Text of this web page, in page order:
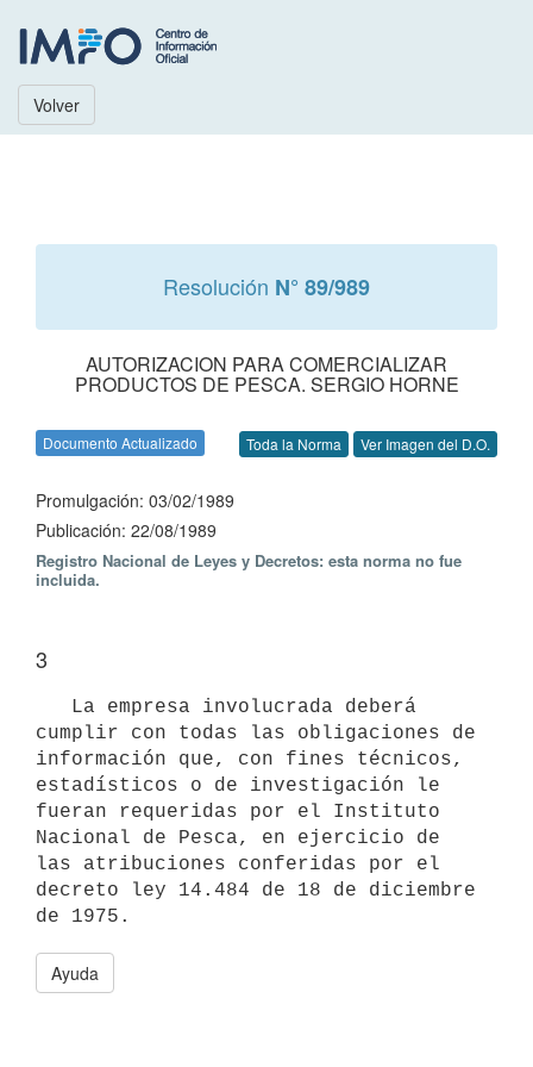
Volver
Resolución N° 89/989
AUTORIZACION PARA COMERCIALIZAR
PRODUCTOS DE PESCA. SERGIO HORNE
Documento Actualizado Toda la Norma Ver Imagen del D.O.
Promulgación: 03/02/1989
Publicación: 22/08/1989
Registro Nacional de Leyes y Decretos: esta norma no fue
incluida.
3
cumplir con todas las obligaciones de
información que, con fines técnicos,
estadísticos o de investigación le
fueran requeridas por el Instituto
Nacional de Pesca, en ejercicio de
las atribuciones conferidas por el
decreto ley 14.484 de 18 de diciembre
de 1975.
Ayuda